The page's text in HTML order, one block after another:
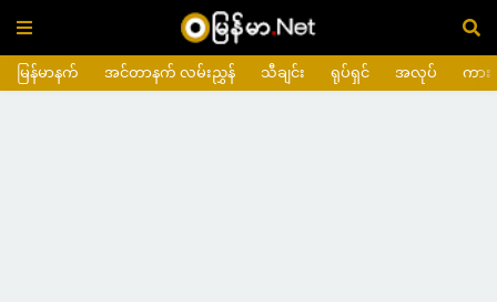
မြန်မာနက် အင်တာနက် လမ်းညွှန် သီချင်း ရုပ်ရှင် အလုပ် ကား